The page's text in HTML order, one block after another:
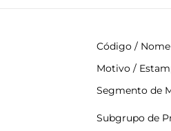
Código /
Motivo /
Segmento de
Subgrupo de